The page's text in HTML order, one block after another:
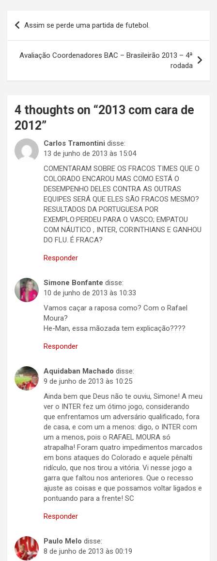
Navegação
de
Post
Assim se perde uma partida de futebol.
Avaliação Coordenadores BAC – Brasileirão 2013 – 4ª
rodada
4 thoughts on “2013 com cara de
2012”
Carlos Tramontini disse:
13 de junho de 2013 às 15:04
COMENTARAM SOBRE OS FRACOS TIMES QUE O
COLORADO ENCAROU MAS COMO ESTÁ O
DESEMPENHO DELES CONTRA AS OUTRAS
EQUIPES SERÁ QUE ELES SÃO FRACOS MESMO?
RESULTADOS DA PORTUGUESA POR
EXEMPLO:PERDEU PARA O VASCO; EMPATOU
COM NÁUTICO , INTER, CORINTHIANS E GANHOU
DO FLU. É FRACA?
Responder
Simone Bonfante disse:
10 de junho de 2013 às 10:33
Vamos caçar a raposa como? Com o Rafael
Moura?
He-Man, essa mãozada tem explicação????
Responder
Aquidaban Machado disse:
9 de junho de 2013 às 10:25
Ainda bem que Deus não te ouviu, Simone! A meu
ver o INTER fez um ótimo jogo, considerando
que enfrentamos um adversário qualificado, fora
de casa, e com um a menos: digo, o INTER com
um a menos, pois o RAFAEL MOURA só
atrapalha! Foram quatro impedimentos marcados
em bons ataques do Colorado e aquele pênalti
ridículo, que nos tirou a vitória. Vi nesse jogo a
garra que faltou nos anteriores. Que o recesso
ajuste as coisas e que possamos voltar ligados e
pontuando para a frente! SC
Responder
Paulo Melo disse:
8 de junho de 2013 às 00:19